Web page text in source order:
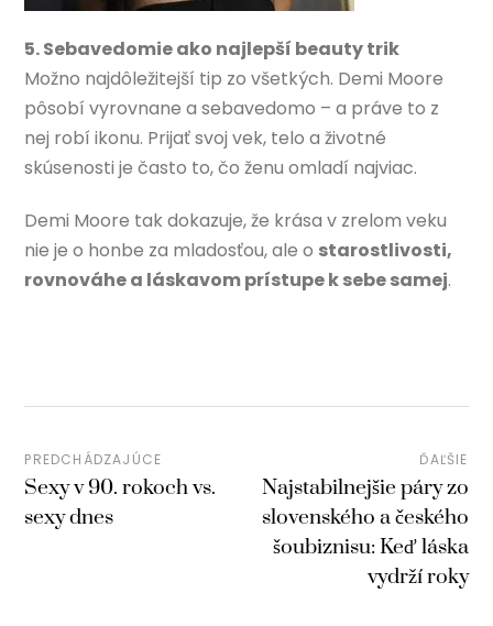
5. Sebavedomie ako najlepší beauty trik
Možno najdôležitejší tip zo všetkých. Demi Moore
pôsobí vyrovnane a sebavedomo – a práve to z
nej robí ikonu. Prijať svoj vek, telo a životné
skúsenosti je často to, čo ženu omladí najviac.
Demi Moore tak dokazuje, že krása v zrelom veku
nie je o honbe za mladosťou, ale o starostlivosti,
rovnováhe a láskavom prístupe k sebe samej.
PREDCHÁDZAJÚCE
Sexy v 90. rokoch vs.
sexy dnes
ĎAĽŠIE
Najstabilnejšie páry zo
slovenského a českého
šoubiznisu: Keď láska
vydrží roky